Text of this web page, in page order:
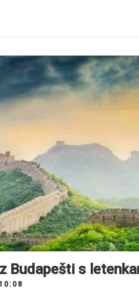
Budapešti s